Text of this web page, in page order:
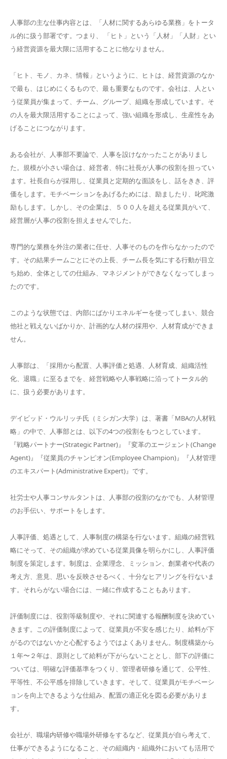
人事部の主な仕事内容とは、「人材に関するあらゆる業務」をトータ
ル的に扱う部署です。つまり、 「ヒト」という「人材」「人財」とい
う経営資源を最大限に活用することに他なりません。
「ヒト、モノ、カネ、情報」というように、ヒトは、経営資源のなか
で最も、はじめにくるもので、最も重要なものです。会社は、人とい
う従業員が集まって、チーム、グループ、組織を形成しています。そ
の人を最大限活用することによって、強い組織を形成し、生産性をあ
げることにつながります。
ある会社が、人事部不要論で、人事を設けなかったことがありまし
た。規模が小さい場合は、経営者、特に社長が人事の役割を担ってい
ます。社長自らが採用し、従業員と定期的な面談をし、話をきき、評
価をします。モチベーションをあげるためには、励ましたり、叱咤激
励もします。しかし、その企業は、５００人を超える従業員がいて、
経営層が人事の役割を担えませんでした。
専門的な業務を外注の業者に任せ、人事そのものを作らなかったので
す。その結果チームごとにその上長、チーム長を気にする行動が目立
ち始め、全体としての仕組み、マネジメントができなくなってしまっ
たのです。
このような状態では、内部にばかりエネルギーを使ってしまい、競合
他社と戦えないばかりか、計画的な人材の採用や、人材育成ができま
せん。
人事部は、「採用から配置、人事評価と処遇、人材育成、組織活性
化、退職」に至るまでを、経営戦略や人事戦略に沿ってトータル的
に、扱う必要があります。
デイビッド・ウルリッチ氏（ミシガン大学）は、著書「MBAの人材戦
略」の中で、人事部とは、以下の4つの役割をもつとしています。
『戦略パートナー(Strategic Partner)』『変革のエージェント(Change
Agent)』『従業員のチャンピオン(Employee Champion)』『人材管理
のエキスパート(Administrative Expert)』です。
社労士や人事コンサルタントは、人事部の役割のなかでも、人材管理
のお手伝い、サポートをします。
人事評価、処遇として、人事制度の構築を行ないます。組織の経営戦
略にそって、その組織が求めている従業員像を明らかにし、人事評価
制度を策定します。制度は、企業理念、ミッション、創業者や代表の
考え方、意見、思いを反映させるべく、十分なヒアリングを行ないま
す。それらがない場合には、一緒に作成することもあります。
評価制度には、役割等級制度や、それに関連する報酬制度を決めてい
きます。この評価制度によって、従業員が不安を感じたり、給料が下
がるのではないかと心配するようではよくありません。制度構築から
１年〜２年は、原則として給料が下がらないこととし、部下の評価に
ついては、明確な評価基準をつくり、管理者研修を通じて、公平性、
平等性、不公平感を排除していきます。そして、従業員がモチベーシ
ョンを向上できるような仕組み、配置の適正化を図る必要がありま
す。
会社が、職場内研修や職場外研修をするなど、従業員が自ら考えて、
仕事ができるようになること、その組織内・組織外においても活用で